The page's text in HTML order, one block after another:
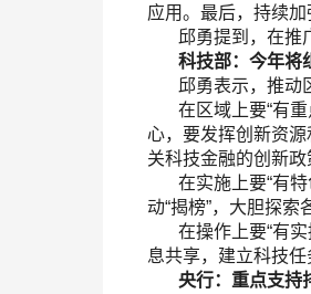
应用。最后，持续
邱勇提到，在推广
科技部：今年将
邱勇表示，推动区
在区域上要“有重
心，要发挥创新资
关科技金融的创新
在实施上要“有特
动“揭榜”，大胆探
在操作上要“有实
息共享，建立科技
央行：重点支持排